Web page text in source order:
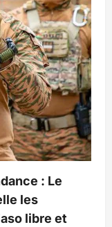
: Le
les
libre et